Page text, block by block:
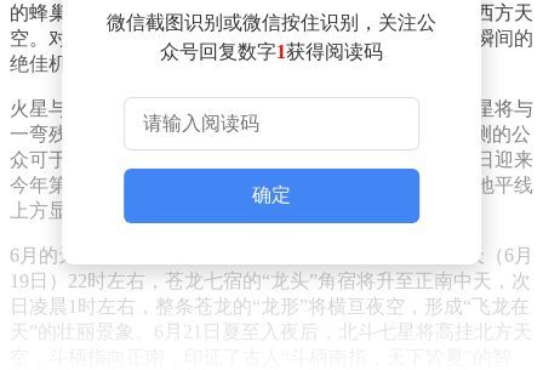
的蜂巢星团，在日落后不久与这一深空天体共同出现在西方天
空。对于天文摄影爱好者而言，这无疑是一个捕捉美丽瞬间的
绝佳机会。
火星与水星也将在6月展现独特魅力。6月13日凌晨，火星将与
一弯残月相合，上演“星月对话”。若天气晴好，早起观测的公
众可于凌晨3时左右目睹这一景象。而水星则将在6月16日迎来
今年第二次东大距，届时这颗行星将在黄昏时分的西方地平线
上方显现，肉眼观测条件良好。
6月的天文奇观不仅限于行星与月亮的互动。端午节当天（6月
19日）22时左右，苍龙七宿的“龙头”角宿将升至正南中天，次
日凌晨1时左右，整条苍龙的“龙形”将横亘夜空，形成“飞龙在
天”的壮丽景象。6月21日夏至入夜后，北斗七星将高挂北方天
微信截图识别或微信按住识别，关注公
众号回复数字1获得阅读码
确定